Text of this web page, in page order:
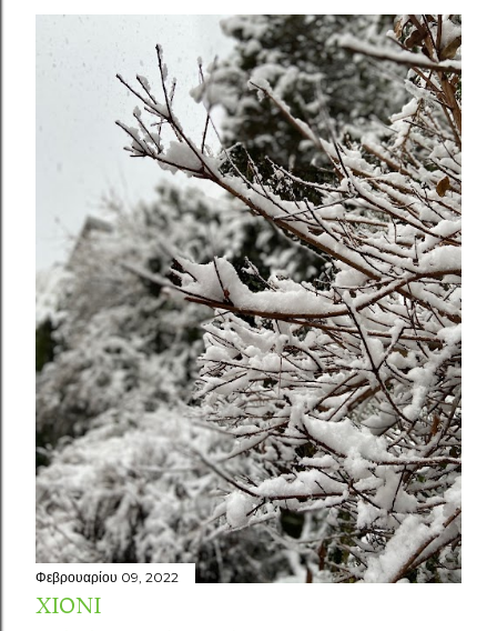
Φεβρουαρίου 09, 2022
ΧΙΌΝΙ